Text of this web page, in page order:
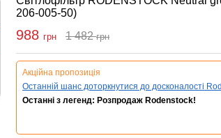
206-005-50)
988 грн 1 482грн
Акційна пропозиція
Останній шанс доторкнутися до досконалості
Останні з легенд: Розпродаж Rodenstock!